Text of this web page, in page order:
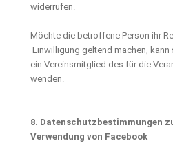
widerrufen.
Möchte die betroffene Person ihr
Einwilligung geltend machen, kann
ein Vereinsmitglied des für die
wenden.
8. Datenschutzbestimmungen
Verwendung von Facebook